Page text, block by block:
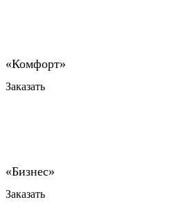
Заказать
Заказать